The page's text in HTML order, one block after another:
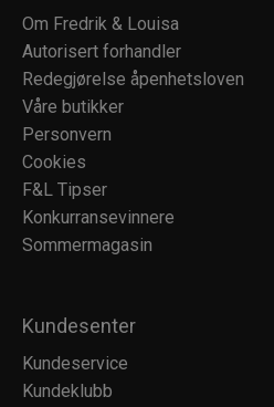
Om Fredrik & Louisa
Autorisert forhandler
Redegjørelse åpenhetsloven
Våre butikker
Personvern
Cookies
F&L Tipser
Konkurransevinnere
Sommermagasin
Kundesenter
Kundeservice
Kundeklubb